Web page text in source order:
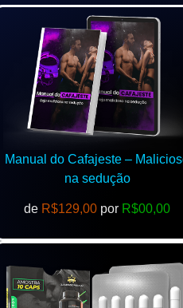
Manual do Cafajeste –
na sedução
de R$129,00 por R$00,00